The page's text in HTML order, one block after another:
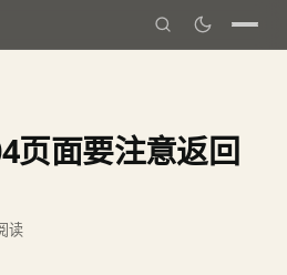
页面要注意返回
读